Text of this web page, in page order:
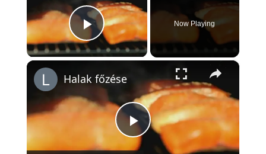
Play Video
Now Playing
×
P
Halak főzése